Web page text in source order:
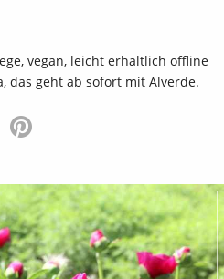
vegan, leicht erhältlich offline
das geht ab sofort mit Alverde.